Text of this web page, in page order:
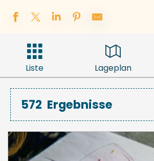
Liste Lageplan
572 Ergebnisse